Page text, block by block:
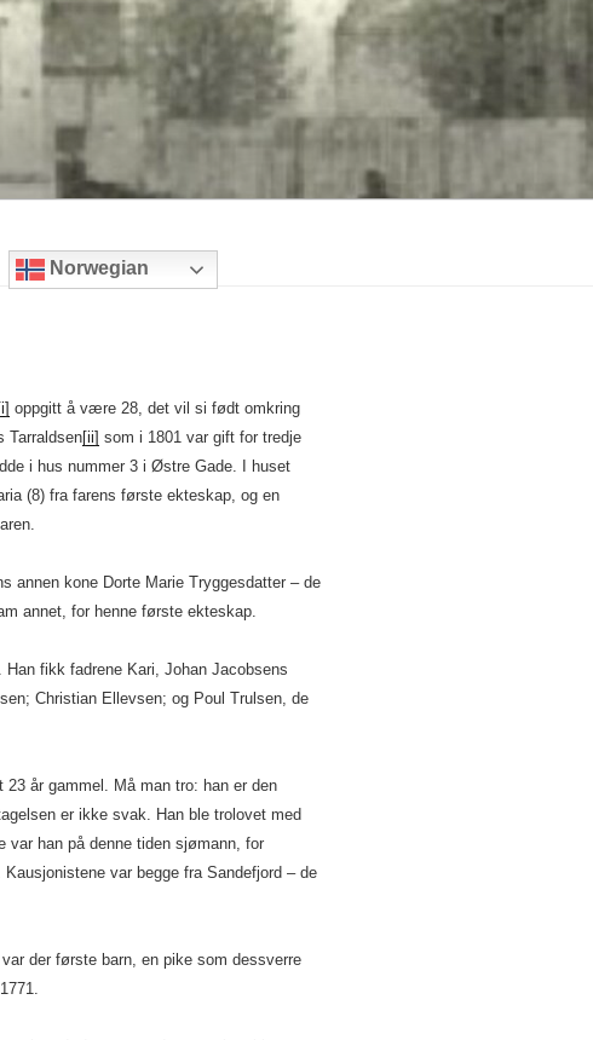
Norwegian
oppgitt å være 28, det vil si født omkring
Tarraldsen[ii] som i 1801 var gift for tredje
i hus nummer 3 i Østre Gade. I huset
(8) fra farens første ekteskap, og en
annen kone Dorte Marie Tryggesdatter – de
annet, for henne første ekteskap.
Han fikk fadrene Kari, Johan Jacobsens
Christian Ellevsen; og Poul Trulsen, de
år gammel. Må man tro: han er den
er ikke svak. Han ble trolovet med
var han på denne tiden sjømann, for
var begge fra Sandefjord – de
der første barn, en pike som dessverre